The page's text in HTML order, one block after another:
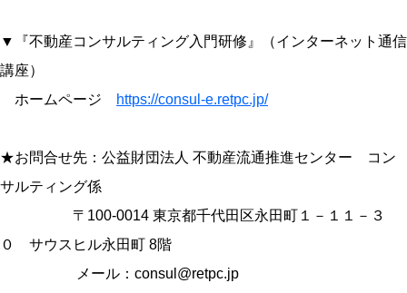
▼『不動産コンサルティング入門研修』（インターネット通信
講座）
ホームページ
https://consul-e.retpc.jp/
★お問合せ先：公益財団法人 不動産流通推進センター コン
サルティング係
〒100-0014 東京都千代田区永田町１－１１－３
０ サウスヒル永田町 8階
メール：consul@retpc.jp